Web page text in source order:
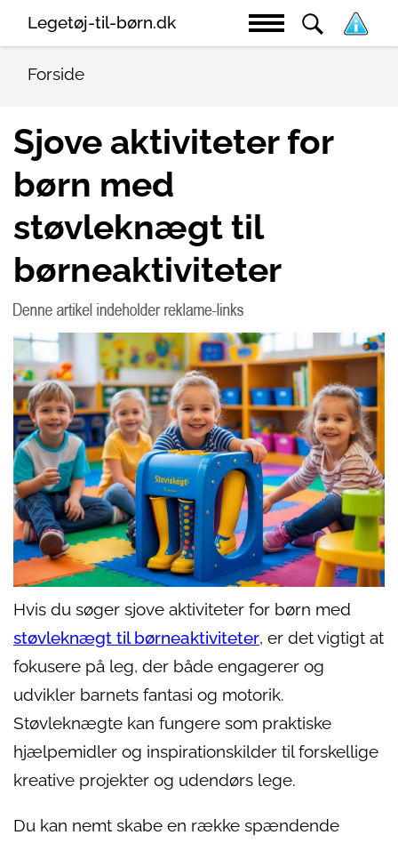
Legetøj-til-børn.dk
Forside
Sjove aktiviteter for
børn med
støvleknægt til
børneaktiviteter
Hvis du søger sjove aktiviteter for børn med
støvleknægt til børneaktiviteter, er det vigtigt at
fokusere på leg, der både engagerer og
udvikler barnets fantasi og motorik.
Støvleknægte kan fungere som praktiske
hjælpemidler og inspirationskilder til forskellige
kreative projekter og udendørs lege.
Du kan nemt skabe en række spændende